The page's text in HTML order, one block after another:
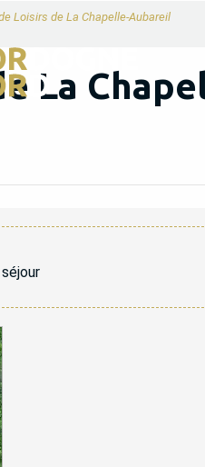
Loisirs de La Chapelle-Aubareil
La